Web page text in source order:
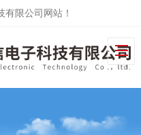
限公司网站！